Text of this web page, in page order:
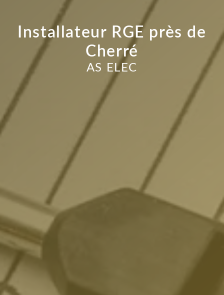
Installateur RGE près de
Cherré
AS ELEC